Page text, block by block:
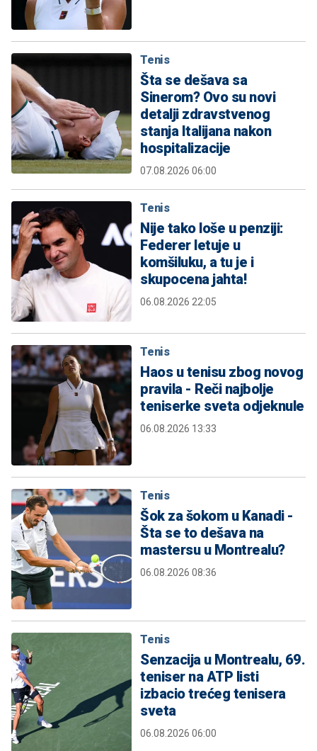
Tenis
Šta se dešava sa
Sinerom? Ovo su novi
detalji zdravstvenog
stanja Italijana nakon
hospitalizacije
07.08.2026 06:00
Tenis
Nije tako loše u penziji:
Federer letuje u
komšiluku, a tu je i
skupocena jahta!
06.08.2026 22:05
Tenis
Haos u tenisu zbog novog
pravila - Reči najbolje
teniserke sveta odjeknule
06.08.2026 13:33
Tenis
Šok za šokom u Kanadi -
Šta se to dešava na
mastersu u Montrealu?
06.08.2026 08:36
Tenis
Senzacija u Montrealu, 69.
teniser na ATP listi
izbacio trećeg tenisera
sveta
06.08.2026 06:00